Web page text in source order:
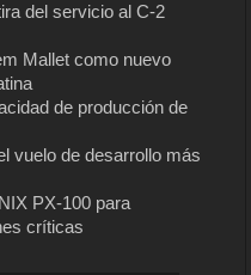
del servicio al C-2
Mallet como nuevo
de producción de
vuelo de desarrollo más
PX-100 para
críticas